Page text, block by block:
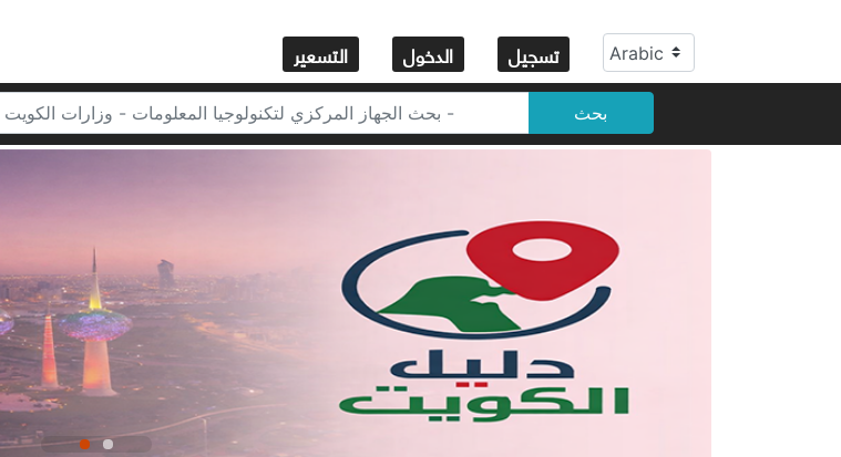
التسعير الدخول تسجيل
بحث